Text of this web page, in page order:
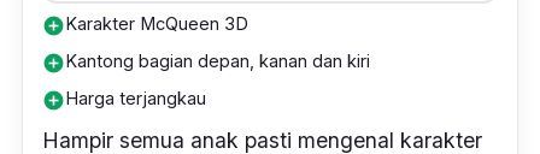
add_circleKarakter McQueen 3D
add_circleKantong bagian depan, kanan dan kiri
add_circleHarga terjangkau
Hampir semua anak pasti mengenal karakter